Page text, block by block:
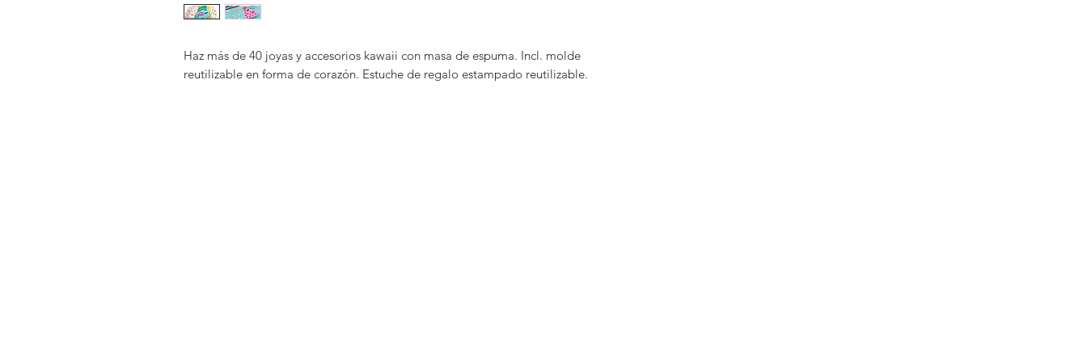
Haz más de 40 joyas y accesorios kawaii con masa de espuma. Incl. molde
reutilizable en forma de corazón. Estuche de regalo estampado reutilizable.